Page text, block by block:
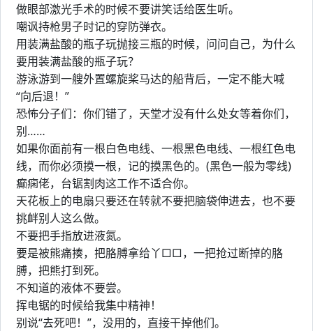
做眼部激光手术的时候不要讲笑话给医生听。
嘲讽持枪男子时记的穿防弹衣。
用装满盐酸的瓶子玩抛接三瓶的时候，问问自己，为什么
要用装满盐酸的瓶子玩？
游泳游到一艘外置螺旋桨马达的船背后，一定不能大喊
“向后退！”
恐怖分子们：你们错了，天堂才没有什么处女等着你们，
别……
如果你面前有一根白色电线、一根黑色电线、一根红色电
线，而你必须摸一根，记的摸黑色的。(黑色一般为零线)
癫痫佬，台锯割肉这工作不适合你。
天花板上的电扇只要还在转就不要把脑袋伸进去，也不要
挑衅别人这么做。
不要把手指放进液氮。
要是被熊痛揍，把胳膊拿给丫□□，一把抢过断掉的胳
膊，把熊打到死。
不知道的液体不要尝。
挥电锯的时候给我集中精神！
别说“去死吧！”，没用的，直接干掉他们。